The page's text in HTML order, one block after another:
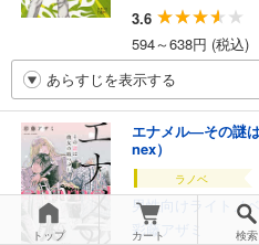
3.6
594～638円 (税込)
あらすじを表示する
エナメル―その謎
nex）
ラノベ
男性向けライトノ
彩藤アザミ
トップ カート 検索